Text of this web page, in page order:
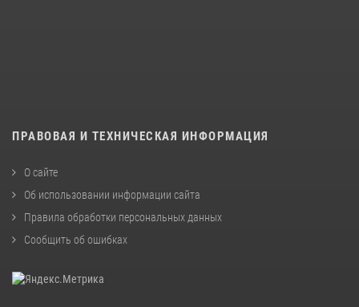
ПРАВОВАЯ И ТЕХНИЧЕСКАЯ ИНФОРМАЦИЯ
О сайте
Об использовании информации сайта
Правила обработки персональных данных
Сообщить об ошибках